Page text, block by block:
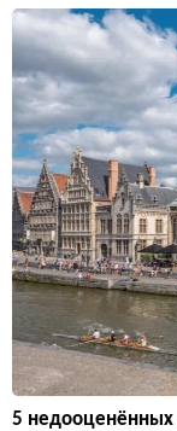
5 недооценённых